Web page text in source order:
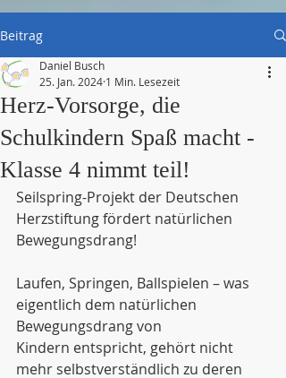
Beitrag
Herz-Vorsorge, die
Schulkindern Spaß macht -
Klasse 4 nimmt teil!
Daniel Busch
25. Jan. 2024 1 Min. Lesezeit
Seilspring-Projekt der Deutschen
Herzstiftung fördert natürlichen
Bewegungsdrang!
Laufen, Springen, Ballspielen – was
eigentlich dem natürlichen
Bewegungsdrang von
Kindern entspricht, gehört nicht
mehr selbstverständlich zu deren